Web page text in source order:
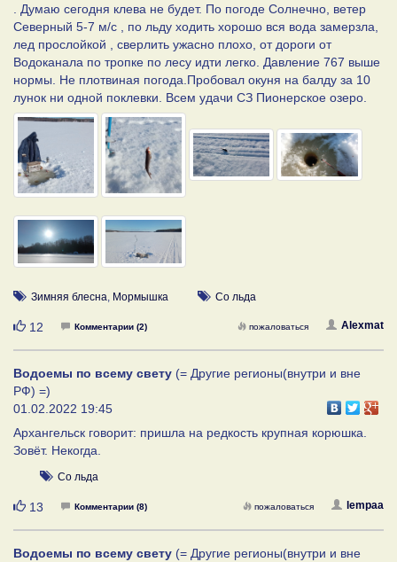
. Думаю сегодня клева не будет. По погоде Солнечно, ветер
Северный 5-7 м/с , по льду ходить хорошо вся вода замерзла,
лед прослойкой , сверлить ужасно плохо, от дороги от
Водоканала по тропке по лесу идти легко. Давление 767 выше
нормы. Не плотвиная погода.Пробовал окуня на балду за 10
лунок ни одной поклевки. Всем удачи СЗ Пионерское озеро.
Зимняя блесна Мормышка Со льда
Нравится
12 Комментарии (2) Alexmat
пожаловаться
Водоемы по всему свету (= Другие регионы(внутри и вне
РФ) =)
01.02.2022 19:45
Архангельск говорит: пришла на редкость крупная корюшка.
Зовёт. Некогда.
Со льда
Нравится
13 Комментарии (8) lempaa
пожаловаться
Водоемы по всему свету (= Другие регионы(внутри и вне